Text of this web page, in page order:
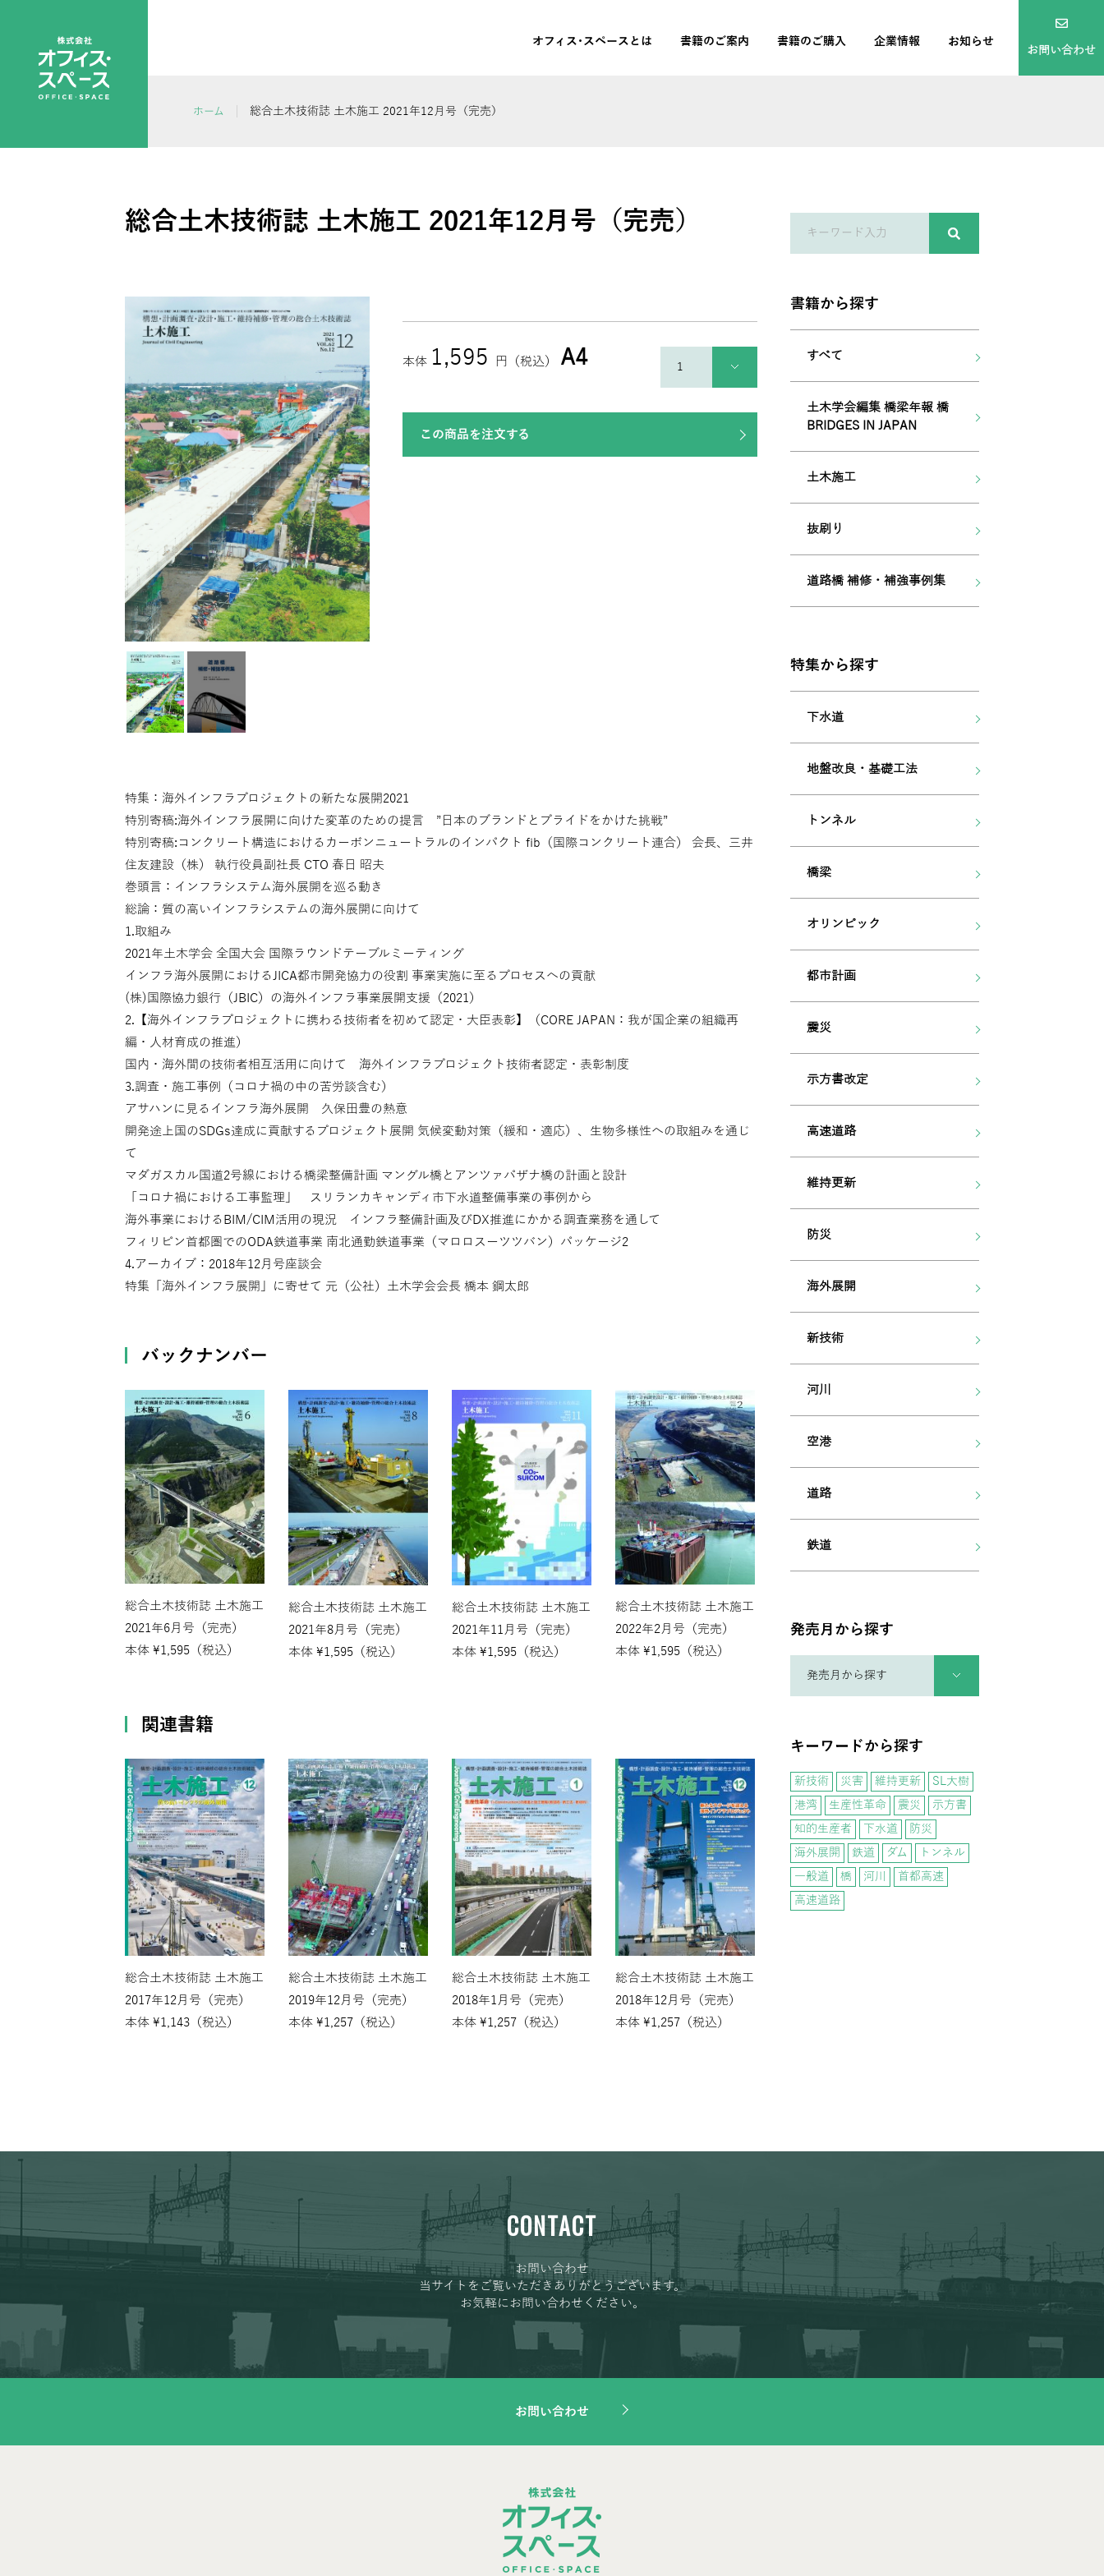
オフィス･スペースとは 書籍のご案内 書籍のご購入 企業情報 お知らせ
お問い合わせ
ホーム 総合土木技術誌 土木施工 2021年12月号（完売）
総合土木技術誌 土木施工 2021年12月号（完売）
本体 1,595 円（税込） A4
この商品を注文する
特集：海外インフラプロジェクトの新たな展開2021
特別寄稿:海外インフラ展開に向けた変革のための提言 ”日本のブランドとプライドをかけた挑戦”
特別寄稿:コンクリート構造におけるカーボンニュートラルのインパクト fib（国際コンクリート連合） 会長、三井
住友建設（株） 執行役員副社長 CTO 春日 昭夫
巻頭言：インフラシステム海外展開を巡る動き
総論：質の高いインフラシステムの海外展開に向けて
1.取組み
2021年土木学会 全国大会 国際ラウンドテーブルミーティング
インフラ海外展開におけるJICA都市開発協力の役割 事業実施に至るプロセスへの貢献
(株)国際協力銀行（JBIC）の海外インフラ事業展開支援（2021）
2.【海外インフラプロジェクトに携わる技術者を初めて認定・大臣表彰】（CORE JAPAN：我が国企業の組織再
編・人材育成の推進）
国内・海外間の技術者相互活用に向けて 海外インフラプロジェクト技術者認定・表彰制度
3.調査・施工事例（コロナ禍の中の苦労談含む）
アサハンに見るインフラ海外展開 久保田豊の熱意
開発途上国のSDGs達成に貢献するプロジェクト展開 気候変動対策（緩和・適応）、生物多様性への取組みを通じ
て
マダガスカル国道2号線における橋梁整備計画 マングル橋とアンツァパザナ橋の計画と設計
「コロナ禍における工事監理」 スリランカキャンディ市下水道整備事業の事例から
海外事業におけるBIM/CIM活用の現況 インフラ整備計画及びDX推進にかかる調査業務を通して
フィリピン首都圏でのODA鉄道事業 南北通勤鉄道事業（マロロスーツツバン）パッケージ2
4.アーカイブ：2018年12月号座談会
特集「海外インフラ展開」に寄せて 元（公社）土木学会会長 橋本 鋼太郎
バックナンバー
総合土木技術誌 土木施工
2021年6月号（完売）
本体 ¥1,595 （税込）
総合土木技術誌 土木施工
2021年8月号（完売）
本体 ¥1,595 （税込）
総合土木技術誌 土木施工
2021年11月号（完売）
本体 ¥1,595 （税込）
総合土木技術誌 土木施工
2022年2月号（完売）
本体 ¥1,595 （税込）
関連書籍
総合土木技術誌 土木施工
2017年12月号（完売）
本体 ¥1,143 （税込）
総合土木技術誌 土木施工
2019年12月号（完売）
本体 ¥1,257 （税込）
総合土木技術誌 土木施工
2018年1月号（完売）
本体 ¥1,257 （税込）
総合土木技術誌 土木施工
2018年12月号（完売）
本体 ¥1,257 （税込）
書籍から探す
すべて
土木学会編集 橋梁年報 橋
BRIDGES IN JAPAN
土木施工
抜刷り
道路橋 補修・補強事例集
特集から探す
下水道
地盤改良・基礎工法
トンネル
橋梁
オリンピック
都市計画
震災
示方書改定
高速道路
維持更新
防災
海外展開
新技術
河川
空港
道路
鉄道
発売月から探す
キーワードから探す
新技術 災害 維持更新
SL大樹
港湾
生産性革命 震災
示方書
知的生産者
下水道
防災
海外展開
鉄道 ダム
トンネル
一般道
橋 河川
首都高速
高速道路
CONTACT
お問い合わせ
当サイトをご覧いただきありがとうございます。
お気軽にお問い合わせください。
お問い合わせ